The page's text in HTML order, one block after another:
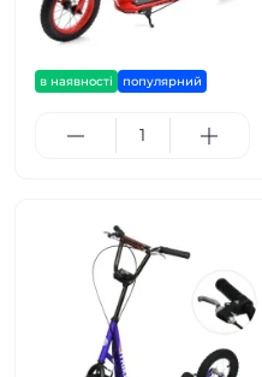
в наявності популярний